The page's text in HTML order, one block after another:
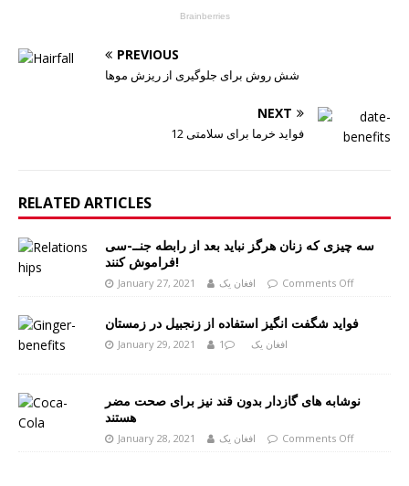
PREVIOUS
شش روش برای جلوگیری از ریزش موها
NEXT
12 فواید خرما برای سلامتی
RELATED ARTICLES
سه چیزی که زنان هرگز نباید بعد از رابطه جنــ-سی
فراموش کنند!
January 27, 2021 افغان یک Comments Off
فواید شگفت انگیز استفاده از زنجبیل در زمستان
January 29, 2021 افغان یک 1
نوشابه های گازدار بدون قند نیز برای صحت مضر
هستند
January 28, 2021 افغان یک Comments Off